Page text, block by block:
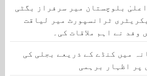
بلوچستان میر سرفراز بگٹی
ٹرانسپورٹ میر لیاقت
وفد نے اہم ملاقات کی۔
میں کنڈے کے ذریعے بجلی کی
پر اظہار برہمی